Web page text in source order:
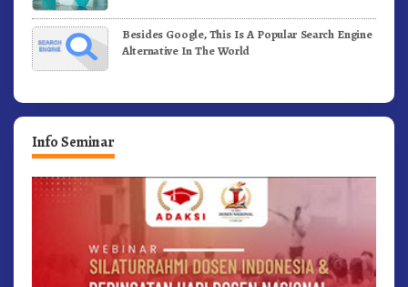
Besides Google, This Is A Popular Search Engine
Alternative In The World
Info Seminar